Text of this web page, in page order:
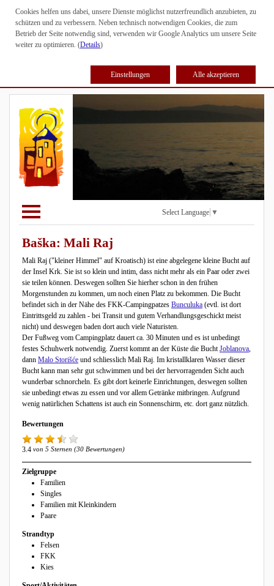
Cookies helfen uns dabei, unsere Dienste möglichst nutzerfreundlich anzubieten, zu
schützen und zu verbessern. Neben technisch notwendigen Cookies, die zum
Betrieb der Seite notwendig sind, verwenden wir Google Analytics um unsere Seite
weiter zu optimieren. (Details)
Einstellungen Alle akzeptieren
Select Language ▼
Baška: Mali Raj
Mali Raj ("kleiner Himmel" auf Kroatisch) ist eine abgelegene kleine Bucht auf
der Insel Krk. Sie ist so klein und intim, dass nicht mehr als ein Paar oder zwei
sie teilen können. Deswegen sollten Sie hierher schon in den frühen
Morgenstunden zu kommen, um noch einen Platz zu bekommen. Die Bucht
befindet sich in der Nähe des FKK-Campingpatzes Bunculuka (evtl. ist dort
Eintrittsgeld zu zahlen - bei Transit und gutem Verhandlungsgeschickt meist
nicht) und deswegen baden dort auch viele Naturisten.
Der Fußweg vom Campingplatz dauert ca. 30 Minuten und es ist unbedingt
festes Schuhwerk notwendig. Zuerst kommt an der Küste die BuchtJoblanova,
dann Malo Storišće und schliesslich Mali Raj. Im kristallklaren Wasser dieser
Bucht kann man sehr gut schwimmen und bei der hervorragenden Sicht auch
wunderbar schnorcheln. Es gibt dort keinerle Einrichtungen, deswegen sollten
sie unbedingt etwas zu essen und vor allem Getränke mitbringen. Aufgrund
wenig natürlichen Schattens ist auch ein Sonnenschirm, etc. dort ganz nützlich.
Bewertungen
3.4 von 5 Sternen (30 Bewertungen)
Zielgruppe
Familien
Singles
Familien mit Kleinkindern
Paare
Strandtyp
Felsen
FKK
Kies